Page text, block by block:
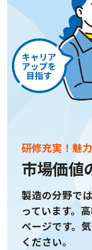
研修充実！魅
市場価値
製造の分野で
っています。
ページです。
ください。